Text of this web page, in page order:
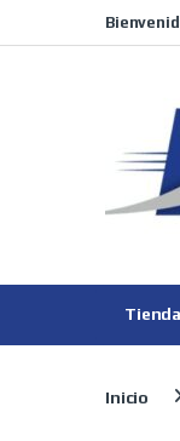
Inicio